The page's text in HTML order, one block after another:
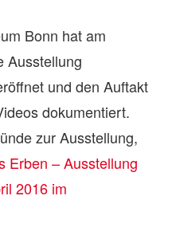
Bonn hat am
Ausstellung
und den Auftakt
dokumentiert.
zur Ausstellung,
Erben – Ausstellung
2016 im